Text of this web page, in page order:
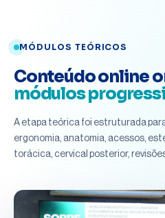
MÓDULOS TEÓRICOS
Conteúdo online
módulos
A etapa teórica foi estruturada
ergonomia, anatomia, acessos,
torácica, cervical posterior,